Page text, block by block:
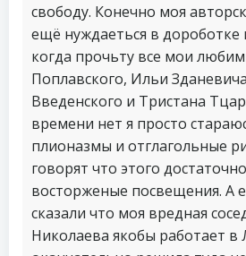
свободу. Конечно моя
ещё нуждаеться в дороботке
когда прочьту все мои
Поплавского, Ильи
Введенского и Тристана
времени нет я просто
плионазмы и отглагольные
говорят что этого
восторженые посвещения. А
сказали что моя вредная
Николаева якобы работает в